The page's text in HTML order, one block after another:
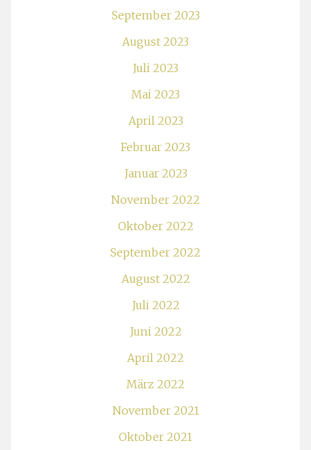
September 2023
August 2023
Juli 2023
Mai 2023
April 2023
Februar 2023
Januar 2023
November 2022
Oktober 2022
September 2022
August 2022
Juli 2022
Juni 2022
April 2022
März 2022
November 2021
Oktober 2021